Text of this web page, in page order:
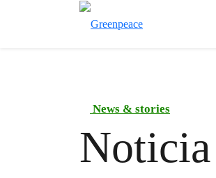
News & stories
Noticia